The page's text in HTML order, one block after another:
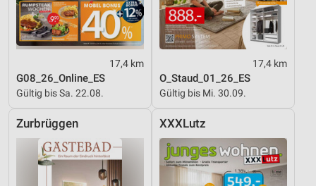
17,4 km
G08_26_Online_ES
Gültig bis Sa. 22.08.
17,4 km
O_Staud_01_26_ES
Gültig bis Mi. 30.09.
Zurbrüggen XXXLutz